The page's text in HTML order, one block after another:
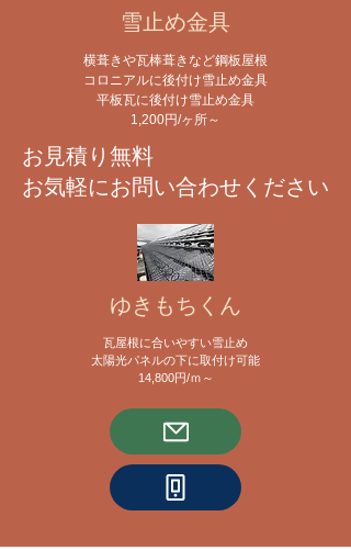
雪止め金具
横葺きや瓦棒葺きなど鋼板屋根
コロニアルに後付け雪止め金具
平板瓦に後付け雪止め金具
​1,200円/ヶ所～
​お見積り無料
お気軽にお問い合わせください
ゆきもちくん
瓦屋根に合いやすい雪止め
太陽光パネルの下に取付け可能
​14,800円/ｍ～